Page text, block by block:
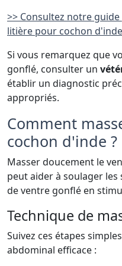
>> Consultez notre
litière pour cochon
Si vous remarquez que
gonflé, consulter un
établir un diagnostic
appropriés.
Comment
cochon d'inde ?
Masser doucement le
peut aider à soulager
de ventre gonflé en
Technique de
Suivez ces étapes
abdominal efficace :